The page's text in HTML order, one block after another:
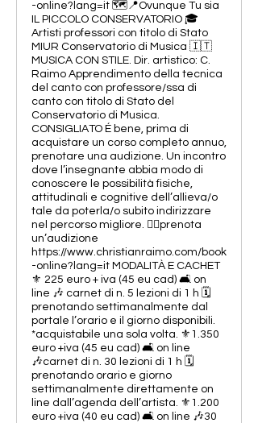
-online?lang=it 🗺️📍Ovunque Tu sia
IL PICCOLO CONSERVATORIO 🎓
Artisti professori con titolo di Stato
MIUR Conservatorio di Musica 🇮🇹
MUSICA CON STILE. Dir. artistico: C.
Raimo Apprendimento della tecnica
del canto con professore/ssa di
canto con titolo di Stato del
Conservatorio di Musica.
CONSIGLIATO É bene, prima di
acquistare un corso completo annuo,
prenotare una audizione. Un incontro
dove l’insegnante abbia modo di
conoscere le possibilità fisiche,
attitudinali e cognitive dell’allieva/o
tale da poterla/o subito indirizzare
nel percorso migliore. 👉🏻prenota
un’audizione
https://www.christianraimo.com/book
-online?lang=it MODALITÀ E CACHET
⚜️ 225 euro + iva (45 eu cad) 🛋️ on
line 🎶 carnet di n. 5 lezioni di 1 h 🗓️
prenotando settimanalmente dal
portale l’orario e il giorno disponibili.
*acquistabile una sola volta. ⚜️1.350
euro +iva (45 eu cad) 🛋️ on line
🎶carnet di n. 30 lezioni di 1 h 🗓️
prenotando orario e giorno
settimanalmente direttamente on
line dall’agenda dell’artista. ⚜️1.200
euro +iva (40 eu cad) 🛋️ on line 🎶30